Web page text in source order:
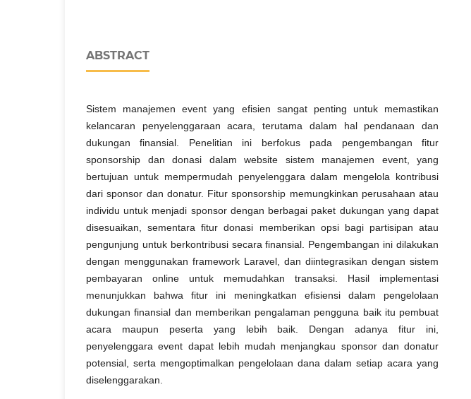
ABSTRACT
Sistem manajemen event yang efisien sangat penting untuk memastikan
kelancaran penyelenggaraan acara, terutama dalam hal pendanaan dan
dukungan finansial. Penelitian ini berfokus pada pengembangan fitur
sponsorship dan donasi dalam website sistem manajemen event, yang
bertujuan untuk mempermudah penyelenggara dalam mengelola kontribusi
dari sponsor dan donatur. Fitur sponsorship memungkinkan perusahaan atau
individu untuk menjadi sponsor dengan berbagai paket dukungan yang dapat
disesuaikan, sementara fitur donasi memberikan opsi bagi partisipan atau
pengunjung untuk berkontribusi secara finansial. Pengembangan ini dilakukan
dengan menggunakan framework Laravel, dan diintegrasikan dengan sistem
pembayaran online untuk memudahkan transaksi. Hasil implementasi
menunjukkan bahwa fitur ini meningkatkan efisiensi dalam pengelolaan
dukungan finansial dan memberikan pengalaman pengguna baik itu pembuat
acara maupun peserta yang lebih baik. Dengan adanya fitur ini,
penyelenggara event dapat lebih mudah menjangkau sponsor dan donatur
potensial, serta mengoptimalkan pengelolaan dana dalam setiap acara yang
diselenggarakan.